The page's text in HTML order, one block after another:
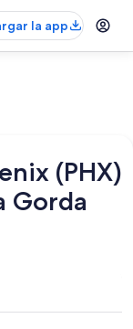
la app
(PHX)
Gorda